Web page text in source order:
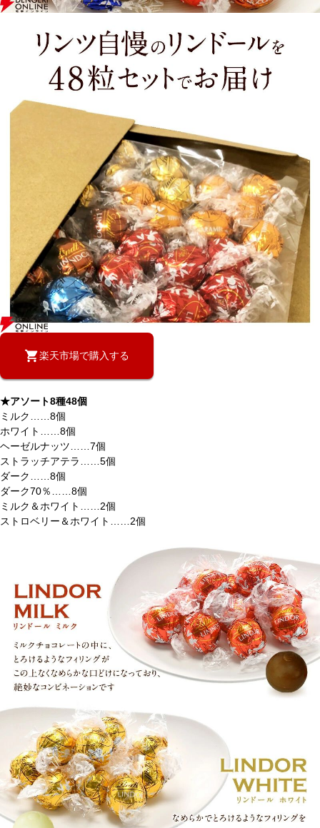
楽天市場で購入する
★アソート8種48個
ミルク……8個
ホワイト……8個
ヘーゼルナッツ……7個
ストラッチアテラ……5個
ダーク……8個
ダーク70％……8個
ミルク＆ホワイト……2個
ストロベリー＆ホワイト……2個